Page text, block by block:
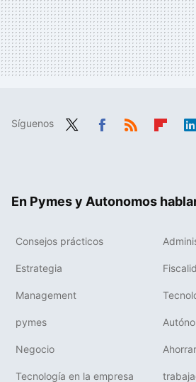
Síguenos
En Pymes y Autonomos
Consejos prácticos
Estrategia
Management
pymes
Negocio
Tecnología en la empresa